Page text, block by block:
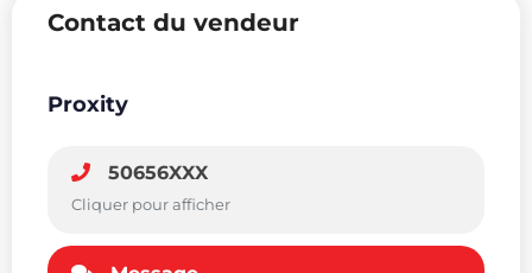
Contact du vendeur
Proxity
50656XXX
Cliquer pour afficher